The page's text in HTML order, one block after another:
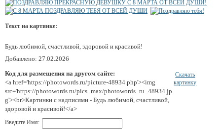
Текст на картинке:
Будь любимой, счастливой, здоровой и красивой!
Добавлено: 27.02.2026
Код для размещения на другом сайте:
<a href='https://photowords.ru/picture-48934.php'><img
src='https://photowords.ru/pics_max/photowords_ru_48934.jp
g'><br>Картинки с надписями - Будь любимой, счастливой,
здоровой и красивой!</a>
Скачать
картинку
Введите Имя: